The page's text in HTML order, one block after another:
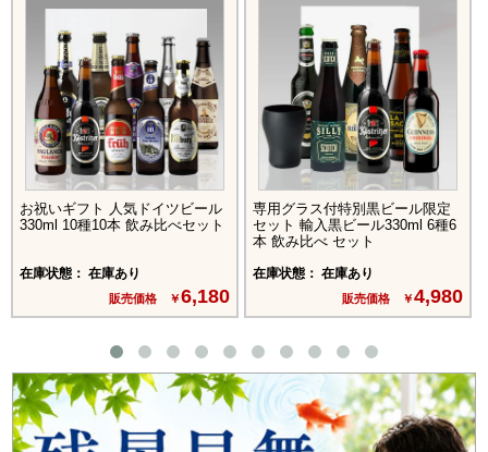
お祝いギフト 人気ドイツビール
330ml 10種10本 飲み比べセット
在庫状態： 在庫あり
販売価格 ￥6,180
専用グラス付特別黒ビール限定
セット 輸入黒ビール330ml 6種6
本 飲み比べ セット
在庫状態： 在庫あり
販売価格 ￥4,980